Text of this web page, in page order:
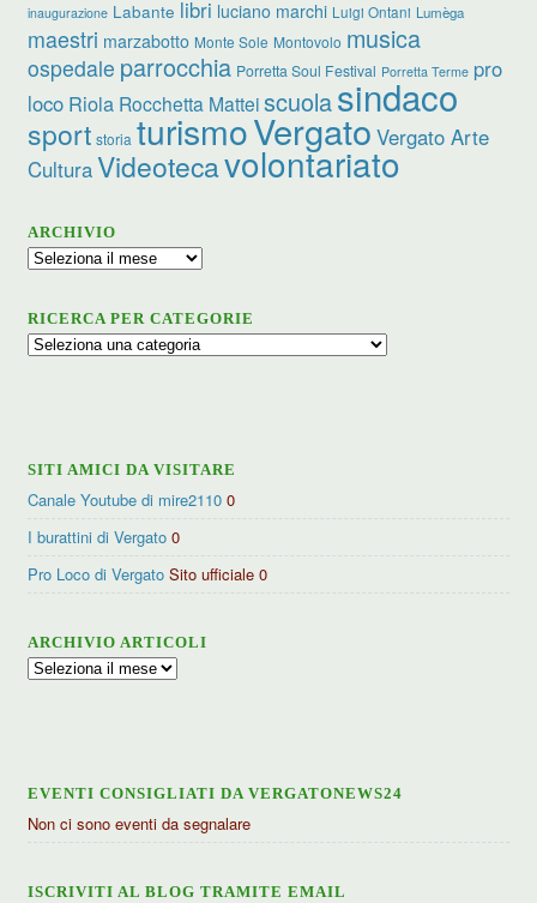
inaugurazione Labante libri luciano marchi Luigi Ontani Lumèga
maestri marzabotto Monte Sole Montovolo musica
ospedale parrocchia Porretta Soul Festival Porretta Terme pro
loco Riola Rocchetta Matteiscuolasindaco
sport storia turismoVergato Vergato Arte
CulturaVideotecavolontariato
ARCHIVIO
Archivio
RICERCA PER CATEGORIE
Ricerca
SITI AMICI DA VISITARE
Canale Youtube di mire2110 0
I burattini di Vergato 0
Pro Loco di Vergato Sito ufficiale 0
ARCHIVIO ARTICOLI
Archivio
EVENTI CONSIGLIATI DA VERGATONEWS24
Non ci sono eventi da segnalare
ISCRIVITI AL BLOG TRAMITE EMAIL